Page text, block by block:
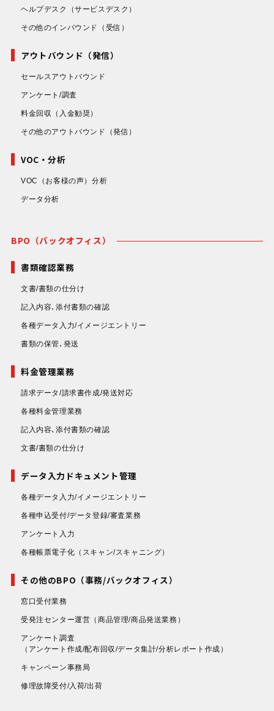
ヘルプデスク （サービスデスク）
その他のインバウンド （受信）
アウトバウンド（発信）
セールスアウトバウンド
アンケート/調査
料金回収 （入金勧奨）
その他のアウトバウンド （発信）
VOC・分析
VOC（お客様の声）分析
データ分析
BPO（バックオフィス）
書類確認業務
文書/書類の仕分け
記入内容､添付書類の確認
各種データ入力/イメージエントリー
書類の保管､発送
料金管理業務
請求データ/請求書作成/発送対応
各種料金管理業務
記入内容､添付書類の確認
文書/書類の仕分け
データ入力ドキュメント管理
各種データ入力/イメージエントリー
各種申込受付/データ登録/審査業務
アンケート入力
各種帳票電子化 （スキャン/スキャニング）
その他のBPO（事務/バックオフィス）
窓口受付業務
受発注センター運営 （商品管理/商品発送業務）
アンケート調査
（アンケート作成/配布回収/データ集計/分析レポート作成）
キャンペーン事務局
修理故障受付/入荷/出荷